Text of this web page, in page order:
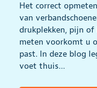
Het correct
van
drukplekken, pijn
meten voorkomt u
past. In deze blog
voet thuis…